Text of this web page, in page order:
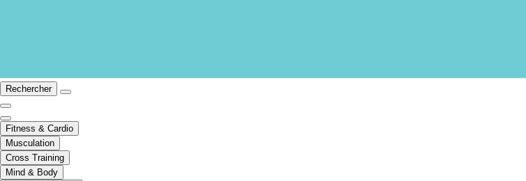
Rechercher
Fitness & Cardio
Musculation
Cross Training
Mind & Body